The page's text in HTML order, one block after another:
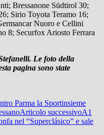
Bressanone Südtirol 30;
Sirio Toyota Teramo 16;
Nuoro e Cellini
8; Securfox Ariosto Ferrara
Le foto della
pagina sono state
Parma la Sportinsieme
Articolo successivoA1
nel “Superclásico” e sale